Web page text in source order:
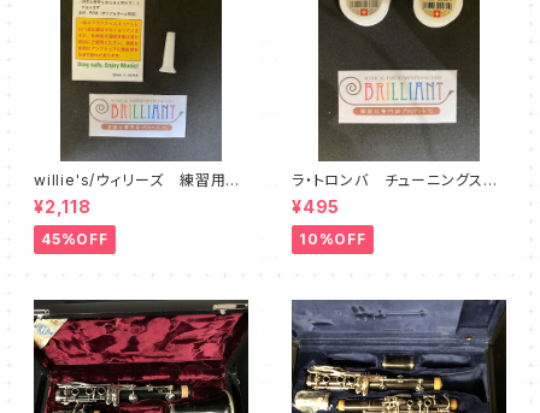
willie's/ウィリーズ 練習用ミ
ュート Little Willie - sound
reducer
¥2,118
45%OFF
ラ・トロンバ チューニングスラ
イド＆コルクグリス Gold
¥495
10%OFF